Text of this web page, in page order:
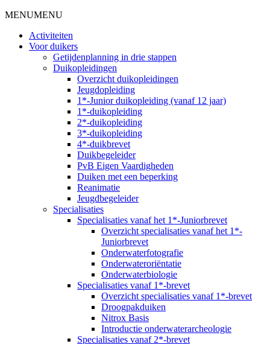
MENUMENU
Activiteiten
Voor duikers
Getijdenplanning in drie stappen
Duikopleidingen
Overzicht duikopleidingen
Jeugdopleiding
1*-Junior duikopleiding (vanaf 12 jaar)
1*-duikopleiding
2*-duikopleiding
3*-duikopleiding
4*-duikbrevet
Duikbegeleider
PvB Eigen Vaardigheden
Duiken met een beperking
Reanimatie
Jeugdbegeleider
Specialisaties
Specialisaties vanaf het 1*-Juniorbrevet
Overzicht specialisaties vanaf het 1*-
Juniorbrevet
Onderwaterfotografie
Onderwateroriëntatie
Onderwaterbiologie
Specialisaties vanaf 1*-brevet
Overzicht specialisaties vanaf 1*-brevet
Droogpakduiken
Nitrox Basis
Introductie onderwaterarcheologie
Specialisaties vanaf 2*-brevet